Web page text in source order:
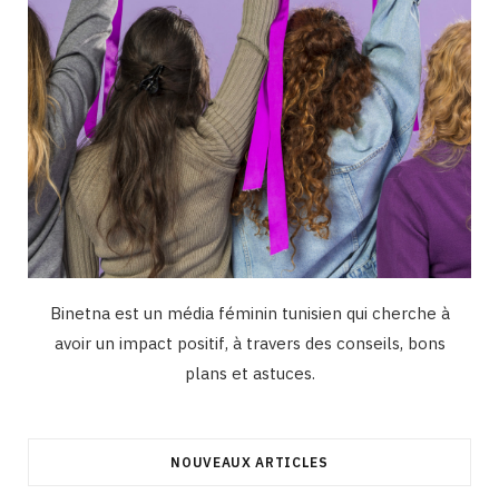
Binetna est un média féminin tunisien qui cherche à
avoir un impact positif, à travers des conseils, bons
plans et astuces.
NOUVEAUX ARTICLES